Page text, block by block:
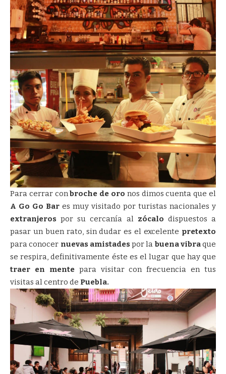
Para cerrar conbroche de oro nos dimos cuenta que el
A Go Go Bar es muy visitado por turistas nacionales y
extranjeros por su cercanía al zócalo dispuestos a
pasar un buen rato, sin dudar es el excelente pretexto
para conocer nuevas amistadespor la buena vibraque
se respira, definitivamente éste es el lugar que hay que
traer en mentepara visitar con frecuencia en tus
visitas al centro de Puebla.